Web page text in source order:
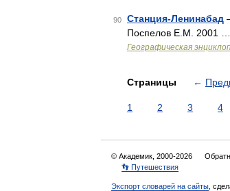
90 Станция-Ленинабад
Поспелов Е.М. 2001 …
Географическая
Страницы ←
1 2 3 4
© Академик, 2000-2026
👣 Путешествия
Экспорт словарей на сайты ,